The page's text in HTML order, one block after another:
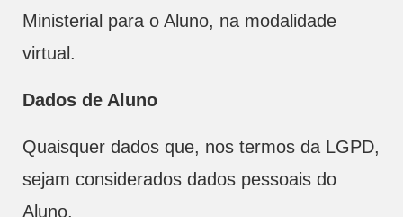
Ministerial para o Aluno, na modalidade
virtual.
Dados de Aluno
Quaisquer dados que, nos termos da LGPD,
sejam considerados dados pessoais do
Aluno.